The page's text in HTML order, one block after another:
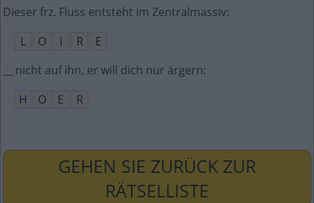
Dieser frz. Fluss entsteht im Zentralmassiv:
L
O I R
E
__ nicht auf ihn, er will dich nur ärgern:
H
O E R
GEHEN SIE ZURÜCK ZUR
RÄTSELLISTE